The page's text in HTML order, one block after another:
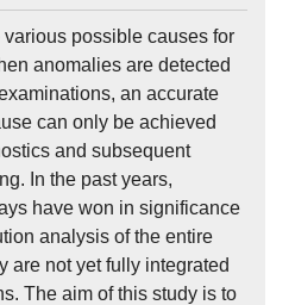
various possible causes for
anomalies are detected
an accurate
can only be achieved
and subsequent
In the past years,
have won in significance
analysis of the entire
are not yet fully integrated
The aim of this study is to